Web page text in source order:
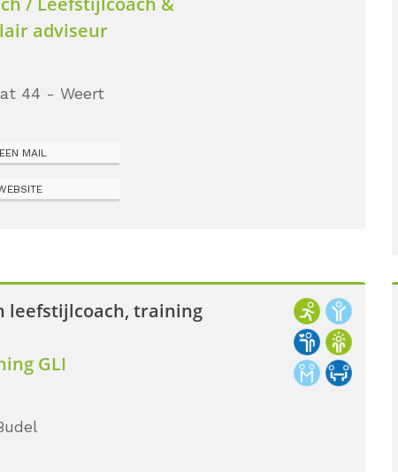
adviseur
44 - Weert
MAIL
leefstijlcoach, training
GLI